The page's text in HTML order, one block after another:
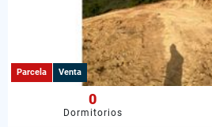
Parcela Venta
0
Dormitorios